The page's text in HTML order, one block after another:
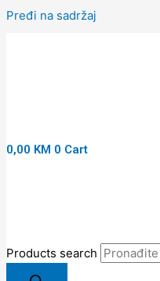
Pređi na sadržaj
0,00 KM 0 Cart
Products search